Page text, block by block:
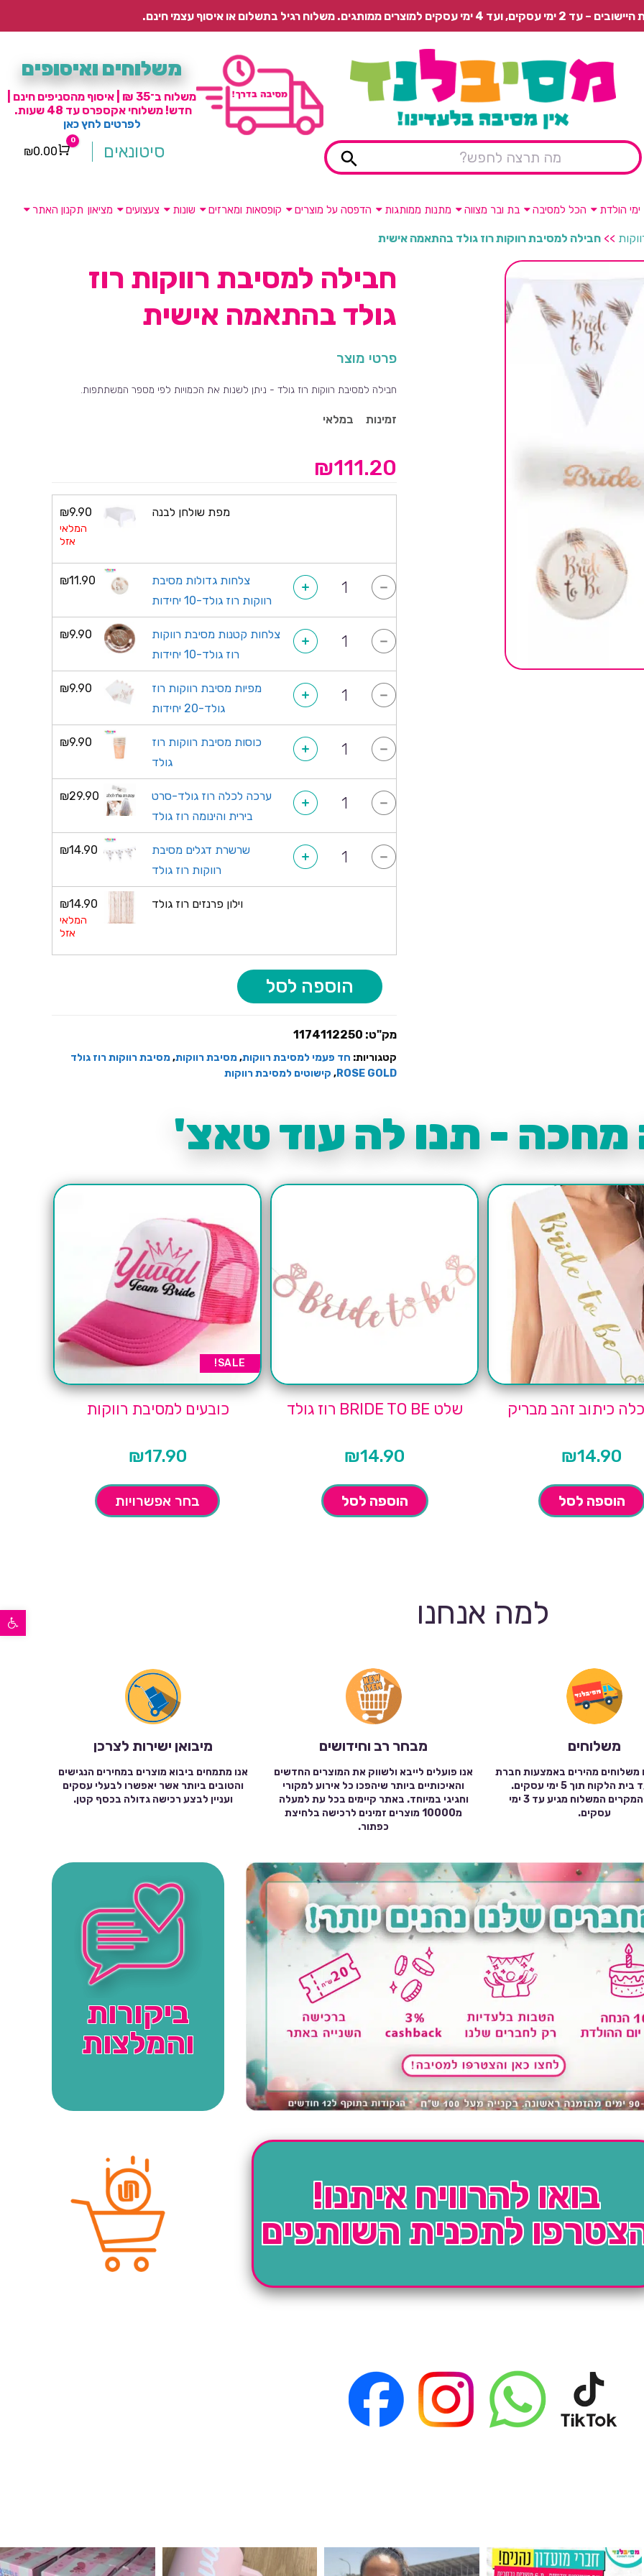
פתח סרגל נגישות
רגיל בתשלום או איסוף עצמי חינם.
משלוחים ואיסופים
משלוח ב־35 ₪ | איסוף מהסניפים חינם |
חדש! משלוחי אקספרס עד 48 שעות.
לפרטים לחץ כאן
סיטונאים Cart
0
₪0.00
ימי הולדת הכל למסיבה בת ובר מצווה מתנות ממותגות הדפסה על מוצרים קופסאות ומארזים שונות צעצועים מציאון תקנון האתר
>> חבילה למסיבת רווקות רוז גולד בהתאמה אישית
חבילה למסיבת רווקות רוז
גולד בהתאמה אישית
פרטי מוצר
חבילה למסיבת רווקות רוז גולד - ניתן לשנות את הכמויות לפי מספר המשתתפות.
זמינות במלאי
₪111.20
מפת שולחן לבנה ₪9.90
המלאי
אזל
-
+
צלחות גדולות מסיבת
רווקות רוז גולד-10 יחידות
₪11.90
-
+
צלחות קטנות מסיבת רווקות
רוז גולד-10 יחידות
₪9.90
-
+
מפיות מסיבת רווקות רוז
גולד-20 יחידות
₪9.90
-
+
כוסות מסיבת רווקות רוז
גולד
₪9.90
-
+
ערכה לכלה רוז גולד-סרט
בירית והינומה רוז גולד
₪29.90
-
+
שרשרת דגלים מסיבת
רווקות רוז גולד
₪14.90
וילון פרנזים רוז גולד ₪14.90
המלאי
אזל
הוספה לסל
מק"ט: 1174112250
קטגוריות: חד פעמי למסיבת רווקות,מסיבת רווקות,מסיבת רווקות רוז גולד
ROSE GOLD
, קישוטים למסיבת רווקות
מחכה - תנו לה עוד טאצ'
כיתוב זהב מבריק
₪14.90
הוספה לסל
שלט BRIDE TO BE רוז גולד
₪14.90
הוספה לסל
SALE!
כובעים למסיבת רווקות
₪17.90
בחר אפשרויות
למה אנחנו
משלוחים
משלוחים מהירים באמצעות חברת
שילוח עד בית הלקוח תוך 5 ימי עסקים.
במרבית המקרים המשלוח מגיע עד 3 ימי
עסקים.
מבחר רב וחידושים
אנו פועלים לייבא ולשווק את המוצרים החדשים
והאיכותיים ביותר שיהפכו כל אירוע למקורי
וחגיגי במיוחד. באתר קיימים בכל עת למעלה
מ10000 מוצרים זמינים לרכישה בלחיצת
כפתור.
מיבואן ישירות לצרכן
אנו מתמחים ביבוא מוצרים במחירים הנגישים
והטובים ביותר אשר יאפשרו לבעלי עסקים
ועניין לבצע רכישה גדולה בכסף קטן.
ביקורות
והמלצות
בואו להרוויח איתנו!
לתכנית השותפים
מין העובר רק במסיבלנד !! קיים
כוס נירוסטה ענקית שכול אחד צריך! קיימת באתר ובסניהמוצר הכי מבוקש שלנו מטף לגילוי מין העובר חזר למלא